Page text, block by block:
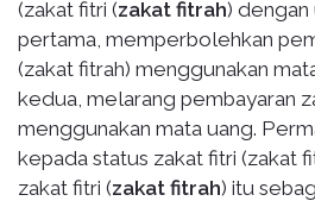
(zakat fitri (zakat fitrah) dengan
pertama, memperbolehkan
(zakat fitrah) menggunakan
kedua, melarang pembayaran
menggunakan mata uang.
kepada status zakat fitri (zakat
zakat fitri (zakat fitrah) itu